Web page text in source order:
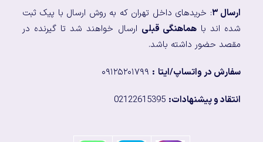
ارسال ۳
: خریدهای داخل تهران که به روش ارسال با پیک ثبت
شده اند باهماهنگی قبلی ارسال خواهند شد تا گیرنده در
مقصد حضور داشته باشد.
سفارش در واتساپ/ایتا :
انتقاد و پیشنهادات: